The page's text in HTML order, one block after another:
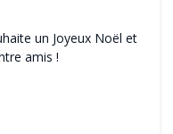
un Joyeux Noël et
amis !